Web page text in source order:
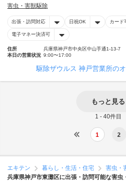
害虫・害獣駆除
出張・訪問対応 日祝OK カード
電子マネー決済可
住所
兵庫県神戸市中央区中山手通1-13-7
本日の営業状況 9:00〜17:00
駆除ザウルス 神戸営業所の
もっと見る
1 - 40件目
1 2
エキテン 暮らし・生活・住宅
害虫・
兵庫県神戸市東灘区に出張・訪問可能な害虫